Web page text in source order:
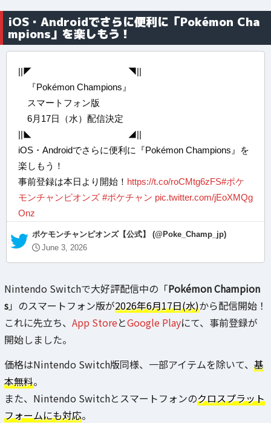
iOS・Androidでさらに便利に「Pokémon Cha
mpions」を楽しもう！
||◤ ◥||
『Pokémon Champions』
スマートフォン版
6月17日（水）配信決定
||◣ ◢||
iOS・Androidでさらに便利に『Pokémon Champions』を
楽しもう！
事前登録は本日より開始！ https://t.co/roCMtg6zFS#ポケ
モンチャンピオンズ #ポケチャン pic.twitter.com/jEoXMQg
Onz
— ポケモンチャンピオンズ【公式】 (@Poke_Champ_jp)
June 3, 2026
Nintendo Switchで大好評配信中の「Pokémon Champion
s」のスマートフォン版が2026年6月17日(水)から配信開始！
これに先立ち、 App StoreとGoogle Playにて、事前登録が
開始しました。
価格はNintendo Switch版同様、一部アイテムを除いて、 基
本無料。
また、Nintendo Switchとスマートフォンのクロスプラット
フォームにも対応。